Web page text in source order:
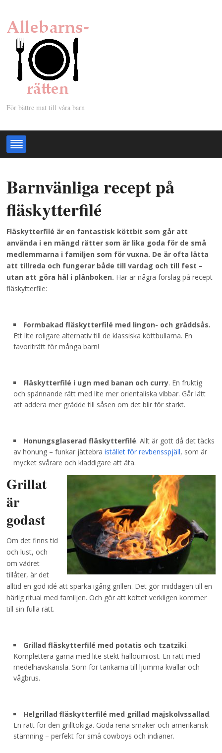
För bättre mat till våra barn
Barnvänliga recept på
fläskytterfilé
Fläskytterfilé är en fantastisk köttbit som går att
använda i en mängd rätter som är lika goda för de små
medlemmarna i familjen som för vuxna. De är ofta lätta
att tillreda och fungerar både till vardag och till fest –
utan att göra hål i plånboken. Här är några förslag på recept
fläskytterfile:
Formbakad fläskytterfilé med lingon- och gräddsås.
Ett lite roligare alternativ till de klassiska köttbullarna. En
favoriträtt för många barn!
Fläskytterfilé i ugn med banan och curry. En fruktig
och spännande rätt med lite mer orientaliska vibbar. Går lätt
att addera mer grädde till såsen om det blir för starkt.
Honungsglaserad fläskytterfilé. Allt är gott då det täcks
av honung – funkar jättebraistället för revbensspjäll, som är
mycket svårare och kladdigare att äta.
Grillat
är
godast
Om det finns tid
och lust, och
om vädret
tillåter, är det
alltid en god idé att sparka igång grillen. Det gör middagen till en
härlig ritual med familjen. Och gör att köttet verkligen kommer
till sin fulla rätt.
Grillad fläskytterfilé med potatis och tzatziki.
Komplettera gärna med lite stekt halloumiost. En rätt med
medelhavskänsla. Som för tankarna till ljumma kvällar och
vågbrus.
Helgrillad fläskytterfilé med grillad majskolvssallad.
En rätt för den grilltokiga. Goda rena smaker och amerikansk
stämning – perfekt för små cowboys och indianer.